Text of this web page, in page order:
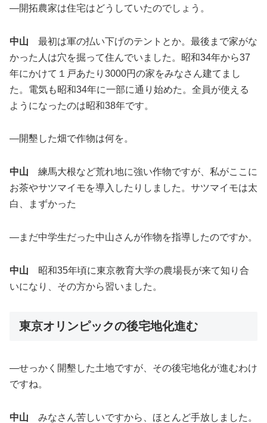
―開拓農家は住宅はどうしていたのでしょう。
中山 最初は軍の払い下げのテントとか。最後まで家がな
かった人は穴を掘って住んでいました。昭和34年から37
年にかけて１戸あたり3000円の家をみなさん建てまし
た。電気も昭和34年に一部に通り始めた。全員が使える
ようになったのは昭和38年です。
―開墾した畑で作物は何を。
中山 練馬大根など荒れ地に強い作物ですが、私がここに
お茶やサツマイモを導入したりしました。サツマイモは太
白、まずかった
―まだ中学生だった中山さんが作物を指導したのですか。
中山 昭和35年頃に東京教育大学の農場長が来て知り合
いになり、その方から習いました。
東京オリンピックの後宅地化進む
―せっかく開墾した土地ですが、その後宅地化が進むわけ
ですね。
中山 みなさん苦しいですから、ほとんど手放しました。